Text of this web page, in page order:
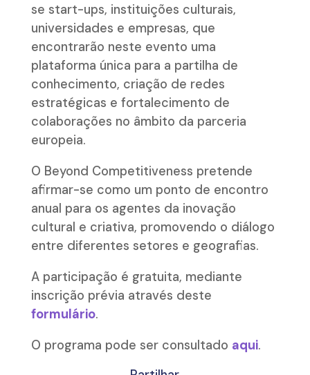
se start-ups, instituições culturais,
universidades e empresas, que
encontrarão neste evento uma
plataforma única para a partilha de
conhecimento, criação de redes
estratégicas e fortalecimento de
colaborações no âmbito da parceria
europeia.
O Beyond Competitiveness pretende
afirmar-se como um ponto de encontro
anual para os agentes da inovação
cultural e criativa, promovendo o diálogo
entre diferentes setores e geografias.
A participação é gratuita, mediante
inscrição prévia através deste
formulário.
O programa pode ser consultado aqui.